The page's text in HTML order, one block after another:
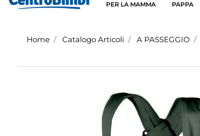
PER LA MAMMA PAPPA
Home Catalogo Articoli A PASSEGGIO